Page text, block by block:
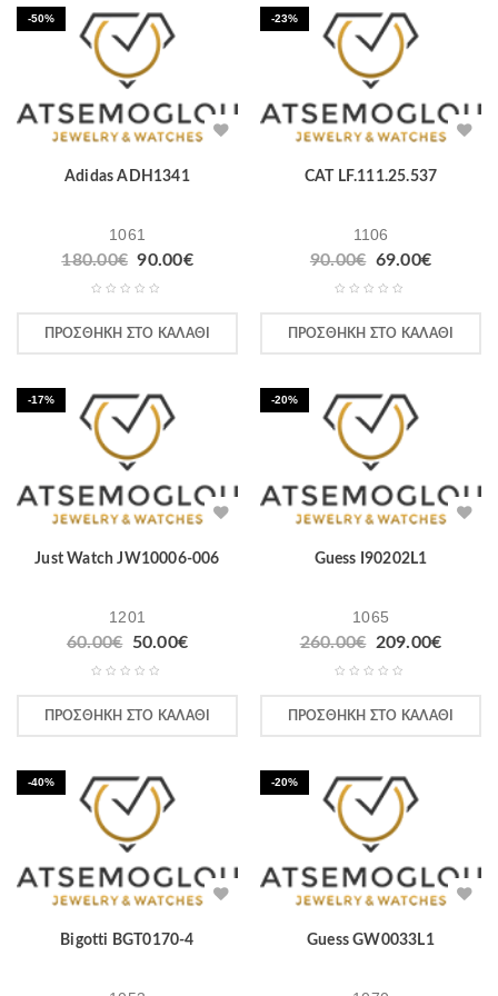
-50%
Adidas ADH1341
1061
180.00€ Original
price
180.00€.
90.00€
είναι:
ΠΡΟΣΘΉΚΗ ΣΤΟ ΚΑΛΆΘΙ
-23%
CAT LF.111.25.537
1106
90.00€ Original
price
90.00€.
69.00€
είναι:
ΠΡΟΣΘΉΚΗ ΣΤΟ ΚΑΛΆΘΙ
-17%
Just Watch JW10006-006
1201
60.00€
Original
price
60.00€.
50.00€
είναι:
ΠΡΟΣΘΉΚΗ ΣΤΟ ΚΑΛΆΘΙ
-20%
Guess I90202L1
1065
260.00€
Original
price
260.00€.
209.00€
είναι:
ΠΡΟΣΘΉΚΗ ΣΤΟ ΚΑΛΆΘΙ
-40%
Bigotti BGT0170-4
-20%
Guess GW0033L1